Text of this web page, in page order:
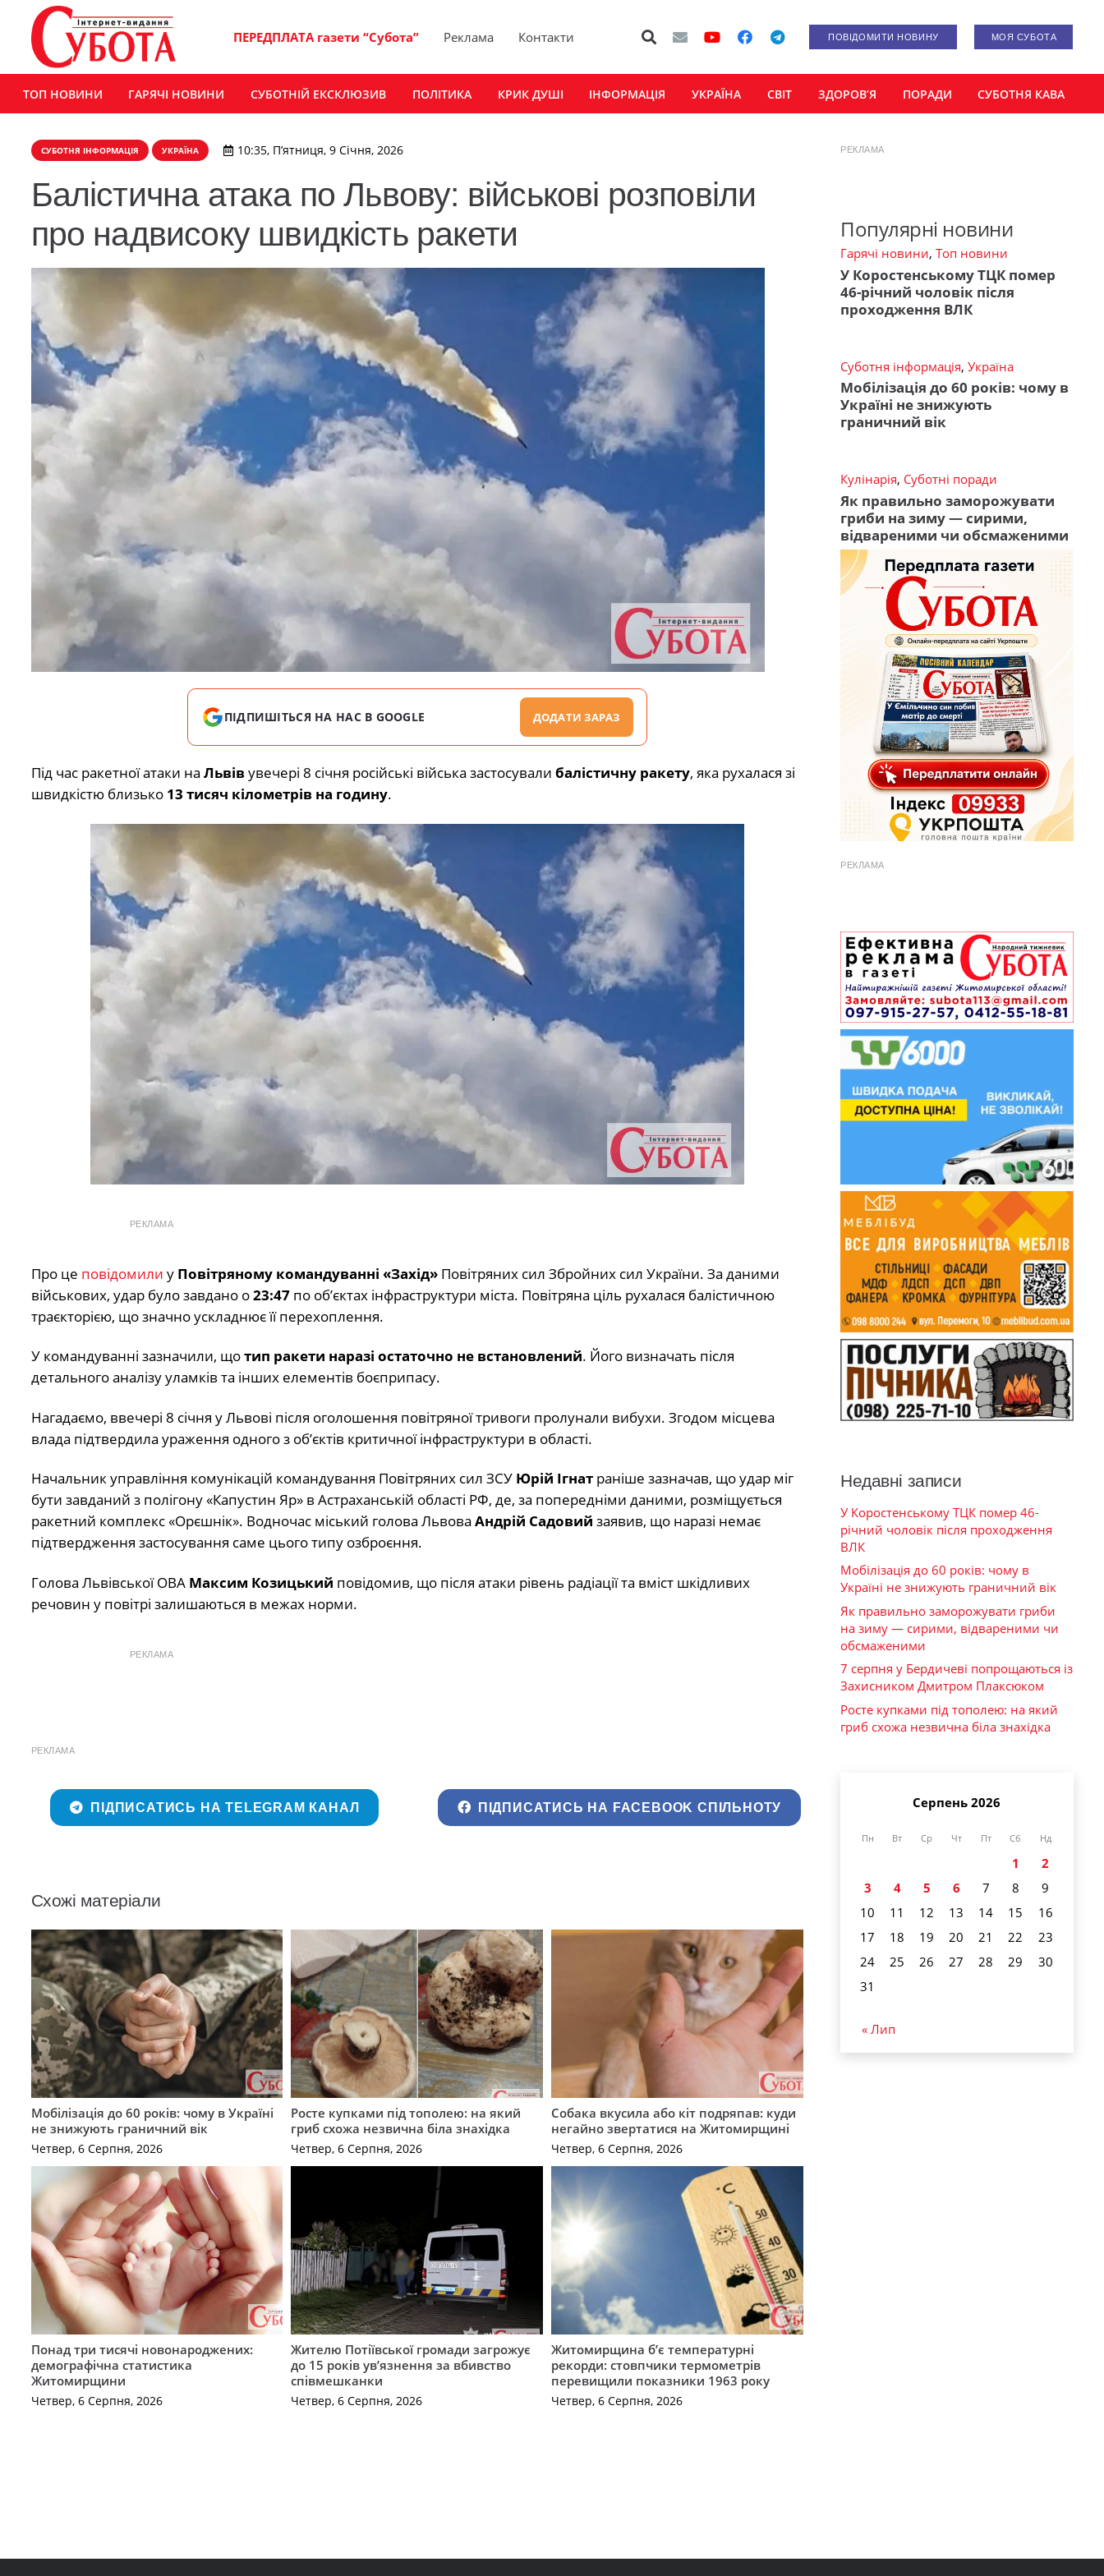
ПЕРЕДПЛАТА газети “Субота” Реклама Контакти ПОВІДОМИТИ НОВИНУ МОЯ СУБОТА
ТОП НОВИНИ ГАРЯЧІ НОВИНИ СУБОТНІЙ ЕКСКЛЮЗИВ ПОЛІТИКА КРИК ДУШІ ІНФОРМАЦІЯ УКРАЇНА СВІТ ЗДОРОВ’Я ПОРАДИ СУБОТНЯ КАВА
СУБОТНЯ ІНФОРМАЦІЯ УКРАЇНА 10:35, П’ятниця, 9 Січня, 2026
Балістична атака по Львову: військові розповіли
про надвисоку швидкість ракети
ПІДПИШІТЬСЯ НА НАС В GOOGLE ДОДАТИ ЗАРАЗ
Під час ракетної атаки на Львівувечері 8 січня російські війська застосували балістичну ракету, яка рухалася зі
швидкістю близько 13 тисяч кілометрів на годину.
РЕКЛАМА
Про це повідомили у Повітряному командуванні «Захід»Повітряних сил Збройних сил України. За даними
військових, удар було завдано о23:47по об’єктах інфраструктури міста. Повітряна ціль рухалася балістичною
траєкторією, що значно ускладнює її перехоплення.
У командуванні зазначили, щотип ракети наразі остаточно не встановлений. Його визначать після
детального аналізу уламків та інших елементів боєприпасу.
Нагадаємо, ввечері 8 січня у Львові після оголошення повітряної тривоги пролунали вибухи. Згодом місцева
влада підтвердила ураження одного з об’єктів критичної інфраструктури в області.
Начальник управління комунікацій командування Повітряних сил ЗСУ Юрій Ігнатраніше зазначав, що удар міг
бути завданий з полігону «Капустин Яр» в Астраханській області РФ, де, за попередніми даними, розміщується
ракетний комплекс «Орєшнік». Водночас міський голова Львова Андрій Садовий заявив, що наразі немає
підтвердження застосування саме цього типу озброєння.
Голова Львівської ОВА Максим Козицький повідомив, що після атаки рівень радіації та вміст шкідливих
речовин у повітрі залишаються в межах норми.
РЕКЛАМА
РЕКЛАМА
ПІДПИСАТИСЬ НА TELEGRAM КАНАЛ ПІДПИСАТИСЬ НА FACEBOOK СПІЛЬНОТУ
Схожі матеріали
Мобілізація до 60 років: чому в Україні
не знижують граничний вік
Четвер, 6 Серпня, 2026
Росте купками під тополею: на який
гриб схожа незвична біла знахідка
Четвер, 6 Серпня, 2026
Собака вкусила або кіт подряпав: куди
негайно звертатися на Житомирщині
Четвер, 6 Серпня, 2026
Понад три тисячі новонароджених:
демографічна статистика
Житомирщини
Четвер, 6 Серпня, 2026
Жителю Потіївської громади загрожує
до 15 років ув’язнення за вбивство
співмешканки
Четвер, 6 Серпня, 2026
Житомирщина б’є температурні
рекорди: стовпчики термометрів
перевищили показники 1963 року
Четвер, 6 Серпня, 2026
РЕКЛАМА
Популярні новини
Гарячі новини, Топ новини
У Коростенському ТЦК помер
46-річний чоловік після
проходження ВЛК
Суботня інформація, Україна
Мобілізація до 60 років: чому в
Україні не знижують
граничний вік
Кулінарія, Суботні поради
Як правильно заморожувати
гриби на зиму — сирими,
відвареними чи обсмаженими
РЕКЛАМА
Недавні записи
У Коростенському ТЦК помер 46-
річний чоловік після проходження
ВЛК
Мобілізація до 60 років: чому в
Україні не знижують граничний вік
Як правильно заморожувати гриби
на зиму — сирими, відвареними чи
обсмаженими
7 серпня у Бердичеві попрощаються із
Захисником Дмитром Плаксюком
Росте купками під тополею: на який
гриб схожа незвична біла знахідка
Серпень 2026
Пн Вт Ср Чт Пт Сб Нд
1
2
3
4 5 6 7 8
9
10
11 12 13 14 15
16
17
18 19 20 21 22
23
24
25 26 27 28 29
30
31
« Лип